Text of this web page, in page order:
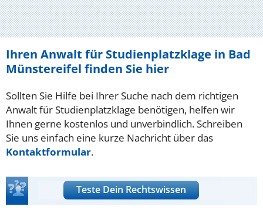
Ihren Anwalt für Studienplatzklage in Bad
Münstereifel finden Sie hier
Sollten Sie Hilfe bei Ihrer Suche nach dem richtigen
Anwalt für Studienplatzklage benötigen, helfen wir
Ihnen gerne kostenlos und unverbindlich. Schreiben
Sie uns einfach eine kurze Nachricht über das
Kontaktformular.
Teste Dein Rechtswissen